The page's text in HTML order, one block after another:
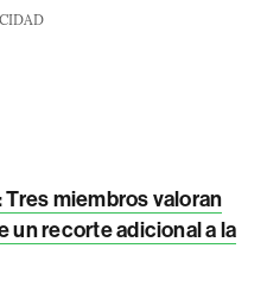
miembros valoran
un recorte adicional a la